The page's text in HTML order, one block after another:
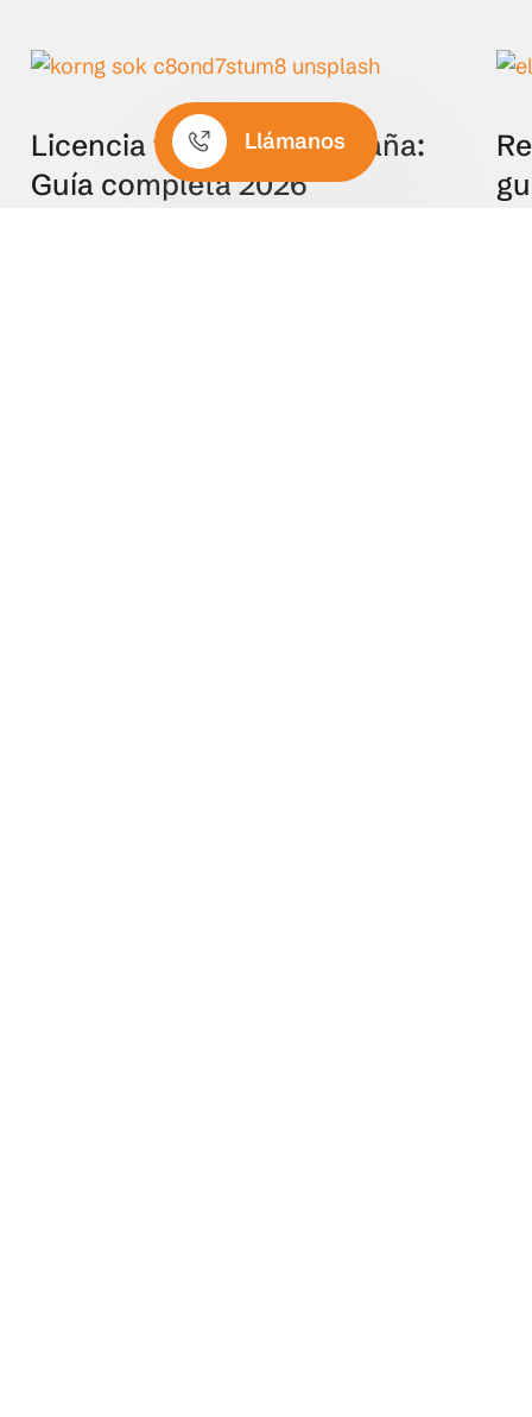
Licencia turística en España:
Guía completa 2026
Llámanos